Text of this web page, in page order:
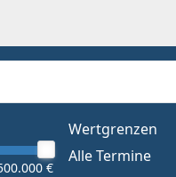
€
Wertgrenzen
Alle Termine